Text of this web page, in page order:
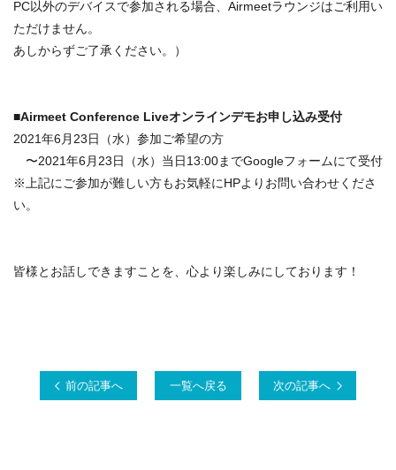
PC以外のデバイスで参加される場合、Airmeetラウンジはご利用い
ただけません。
あしからずご了承ください。）
■Airmeet Conference Liveオンラインデモお申し込み受付
2021年6月23日（水）参加ご希望の方
〜2021年6月23日（水）当日13:00までGoogleフォームにて受付
※上記にご参加が難しい方もお気軽にHPよりお問い合わせくださ
い。
皆様とお話しできますことを、心より楽しみにしております！
前の記事へ 一覧へ戻る 次の記事へ